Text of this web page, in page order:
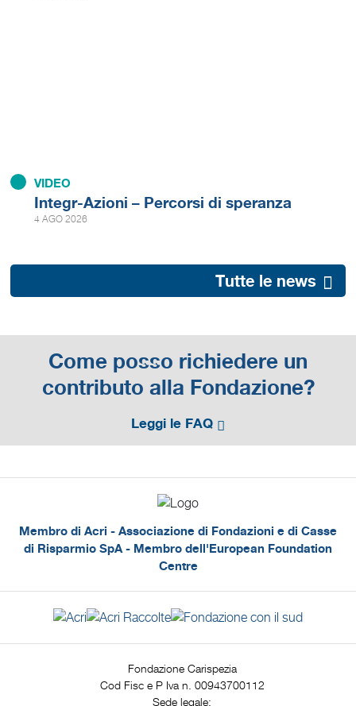
VIDEO
Integr-Azioni – Percorsi di speranza
4 AGO 2026
Tutte le news
Come posso richiedere un
contributo alla Fondazione?
Leggi le FAQ
Membro di Acri - Associazione di Fondazioni e di Casse
di Risparmio SpA - Membro dell'European Foundation
Centre
Fondazione Carispezia
Cod Fisc e P Iva n. 00943700112
Sede legale: